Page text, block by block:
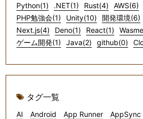
Python(1)
.NET(1) Rust(4) AWS(6)
PHP勉強会(1)
Unity(10) 開発環境(6)
Next.js(4)
Deno(1) React(1)
ゲーム開発(1)
Java(2) github(0)
タグ一覧
AI Android App Runner AppSync